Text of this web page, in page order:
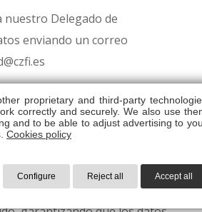
nuestro Delegado de
enviando un correo
del usuario:
capacidad suficiente y el
para utilizar este sitio
proprietary and third-party
correctly and securely. We also use
and to be able to adjust advertising to
Cookies policy
Configure Reject all Accept all